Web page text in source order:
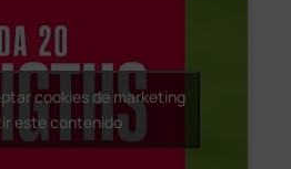
cookies de marketing
este contenido